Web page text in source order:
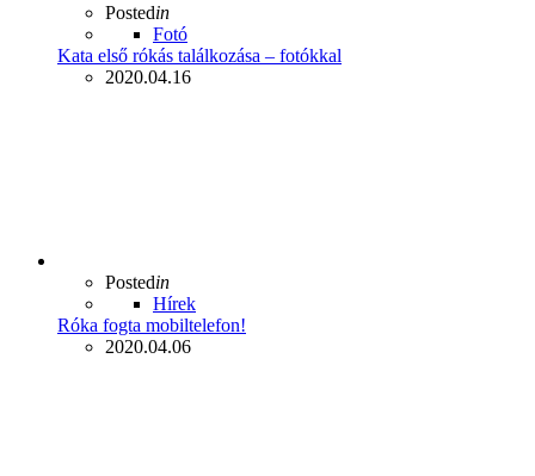
Postedin
Fotó
Kata első rókás találkozása – fotókkal
2020.04.16
Postedin
Hírek
Róka fogta mobiltelefon!
2020.04.06